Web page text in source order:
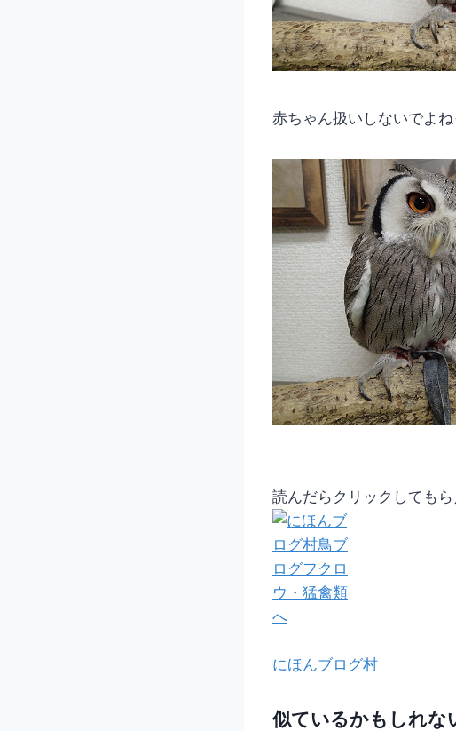
赤ちゃん扱いしないでよ
読んだらクリックしても
にほんブログ村
似ているかもしれな